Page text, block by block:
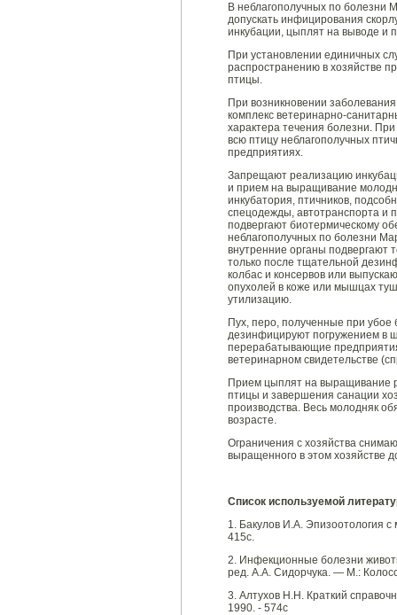
В неблагополучных по болезни
допускать инфицирования
инкубации, цыплят на выводе и
При установлении единичных
распространению в хозяйстве
птицы.
При возникновении
комплекс ветеринарно-
характера течения болезни.
всю птицу неблагополучных
предприятиях.
Запрещают реализацию
и прием на выращивание
инкубатория, птичников,
спецодежды, автотранспорта и
подвергают биотермическому
неблагополучных по болезни
внутренние органы подвергают
только после тщательной
колбас и консервов или
опухолей в коже или мышцах
утилизацию.
Пух, перо, полученные при
дезинфицируют погружением в
перерабатывающие
ветеринарном свидетельстве
Прием цыплят на выращивание
птицы и завершения санации
производства. Весь молодняк
возрасте.
Ограничения с хозяйства
выращенного в этом хозяйстве
Список используемой
1. Бакулов И.А. Эпизоотология
415с.
2. Инфекционные болезни
ред. А.А. Сидорчука. — М.:
3. Алтухов Н.Н. Краткий
1990. - 574с